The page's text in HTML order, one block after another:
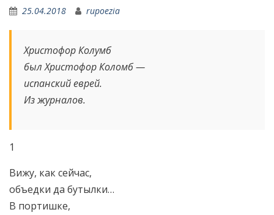
25.04.2018 rupoezia
Христофор Колумб
был Христофор Коломб —
испанский еврей.
Из журналов.
1
Вижу, как сейчас,
объедки да бутылки…
В портишке,